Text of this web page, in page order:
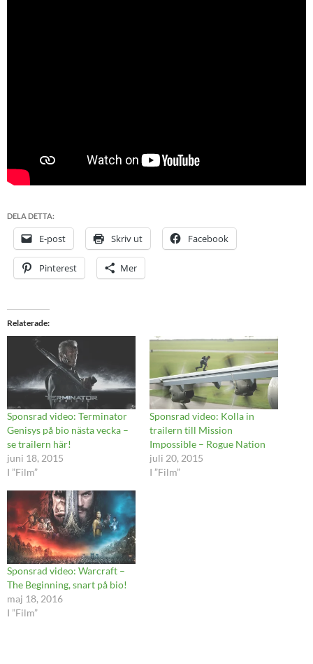
DELA DETTA:
E-post Skriv ut Facebook
Pinterest Mer
Relaterade
Sponsrad video: Terminator
Genisys på bio nästa vecka –
se trailern här!
juni 18, 2015
I ”Film”
Sponsrad video: Kolla in
trailern till Mission
Impossible – Rogue Nation
juli 20, 2015
I ”Film”
Sponsrad video: Warcraft –
The Beginning, snart på bio!
maj 18, 2016
I ”Film”